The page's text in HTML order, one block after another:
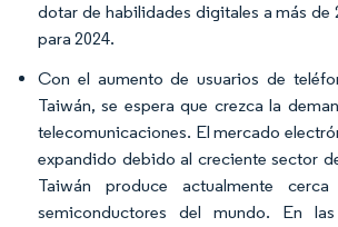
dotar de habilidades digitales a más de
para 2024.
Con el aumento de usuarios de
Taiwán, se espera que crezca la
telecomunicaciones. El mercado
expandido debido al creciente sector
Taiwán produce actualmente
semiconductores del mundo. En